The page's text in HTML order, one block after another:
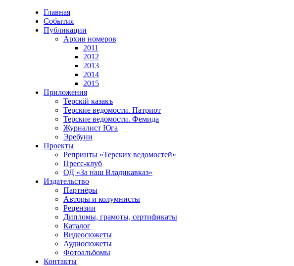
Главная
События
Публикации
Архив номеров
2011
2012
2013
2014
2015
Приложения
Терскiй казакъ
Терские ведомости. Патриот
Терские ведомости. Фемида
Журналист Юга
Эребуни
Проекты
Репринты «Терских ведомостей»
Пресс-клуб
ОД «За наш Владикавказ»
Издательство
Партнёры
Авторы и колумнисты
Рецензии
Дипломы, грамоты, сертификаты
Каталог
Видеосюжеты
Аудиосюжеты
Фотоальбомы
Контакты